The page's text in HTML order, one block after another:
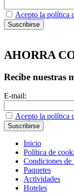
Acepto la política
AHORRA
Recibe nuestras
E-mail:
Acepto la política
Inicio
Política de
Condiciones de
Paquetes
Actividades
Hoteles